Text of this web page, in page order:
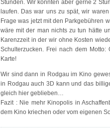
Stunden. Wir könnten aber gerne 2
laufen. Das war uns zu spät, wir
Frage was jetzt mit den Parkgebühren
wäre mit der man nichts zu tun hätte
Karenzzeit in der wir ohne Kosten
Schulterzucken. Frei nach dem
Karte!
Wir sind dann in Rodgau im Kino
in Rodgau auch 3D kann und das
gleich hier geblieben…
Fazit : Nie mehr Kinopolis in
dem Kino kriechen oder vom eigenen